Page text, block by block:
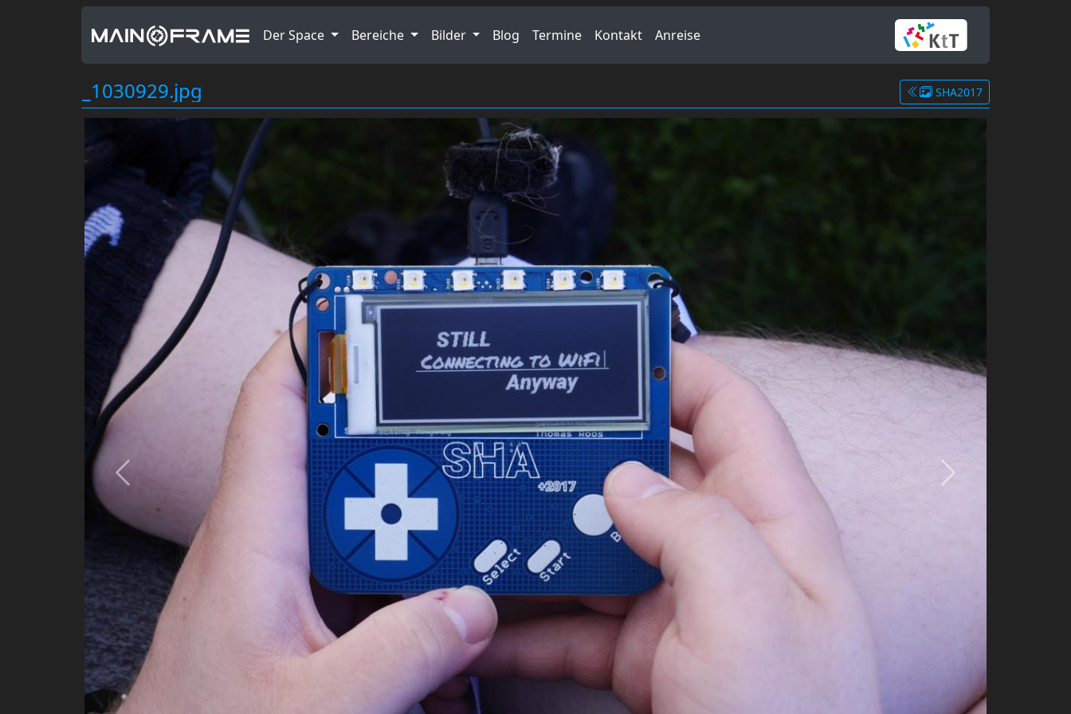
Der Space Bereiche Bilder Blog Termine Kontakt Anreise
_1030929.jpg SHA2017